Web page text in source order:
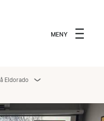
MENY
Eldorado